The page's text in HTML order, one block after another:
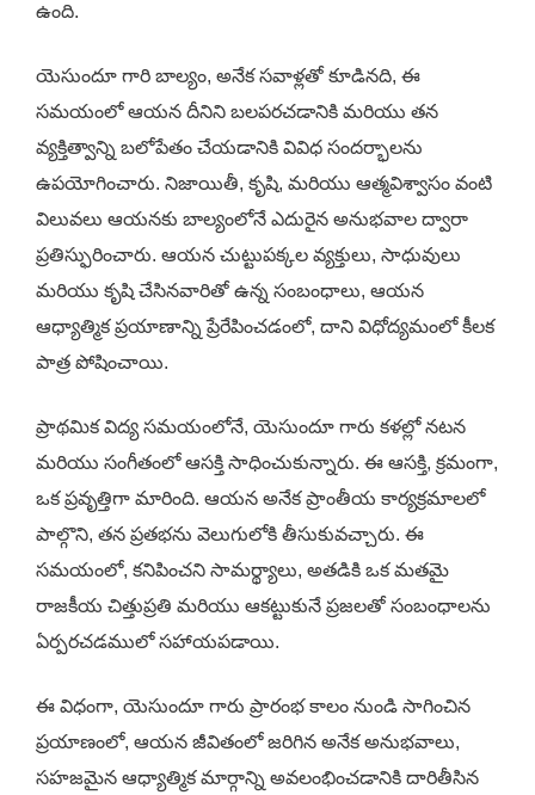
ఉంది.
యెసుందూ గారి బాల్యం, అనేక సవాళ్లతో కూడినది, ఈ
సమయంలో ఆయన దీనిని బలపరచడానికి మరియు తన
వ్యక్తిత్వాన్ని బలోపేతం చేయడానికి వివిధ సందర్భాలను
ఉపయోగించారు. నిజాయితీ, కృషి, మరియు ఆత్మవిశ్వాసం వంటి
విలువలు ఆయనకు బాల్యంలోనే ఎదురైన అనుభవాల ద్వారా
ప్రతిస్ఫురించారు. ఆయన చుట్టుపక్కల వ్యక్తులు, సాధువులు
మరియు కృషి చేసినవారితో ఉన్న సంబంధాలు, ఆయన
ఆధ్యాత్మిక ప్రయాణాన్ని ప్రేరే‌పించడంలో, దాని విధోద్యమంలో కీలక
పాత్ర పోషించాయి.
ప్రాథమిక విద్య సమయంలోనే, యెసుందూ గారు కళల్లో నటన
మరియు సంగీతంలో ఆసక్తి సాధించుకున్నారు. ఈ ఆసక్తి, క్రమంగా,
ఒక ప్రవృత్తిగా మారింది. ఆయన అనేక ప్రాంతీయ కార్యక్రమాలలో
పాల్గొని, తన ప్రతభను వెలుగులోకి తీసుకువచ్చారు. ఈ
సమయంలో, కనిపించని సామర్థ్యాలు, అతడికి ఒక మతమై
రాజకీయ చిత్తుప్రతి మరియు ఆకట్టుకునే ప్రజలతో సంబంధాలను
ఏర్పరచడములో సహాయపడాయి.
ఈ విధంగా, యెసుందూ గారు ప్రారంభ కాలం నుండి సాగించిన
ప్రయాణంలో, ఆయన జీవితంలో జరిగిన అనేక అనుభవాలు,
సహజమైన ఆధ్యాత్మిక మార్గాన్ని అవలంభించడానికి దారితీసిన